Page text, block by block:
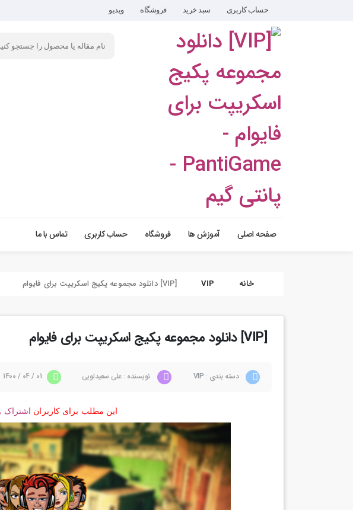
حساب کاربری سبد خرید فروشگاه ویدیو
صفحه اصلی آموزش ها فروشگاه حساب کاربری تماس با ما
خانه VIP [VIP] دانلود مجموعه پکیج اسکریپت برای فایوام
[VIP] دانلود مجموعه پکیج اسکریپت برای فایوام
دسته بندی : VIP نویسنده : علی سعیدلویی
این مطلب برای کاربران اشتراک